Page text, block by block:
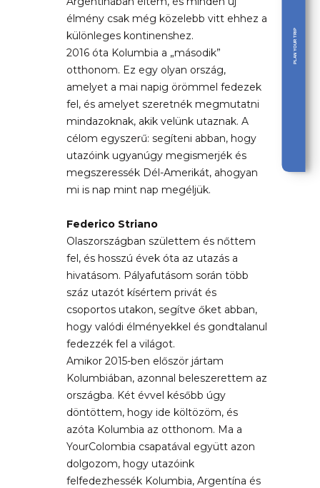
élmény csak még közelebb vitt ehhez a
különleges kontinenshez.
2016 óta Kolumbia a „második”
otthonom. Ez egy olyan ország,
amelyet a mai napig örömmel fedezek
fel, és amelyet szeretnék megmutatni
mindazoknak, akik velünk utaznak. A
célom egyszerű: segíteni abban, hogy
utazóink ugyanúgy megismerjék és
megszeressék Dél-Amerikát, ahogyan
mi is nap mint nap megéljük.
Federico Striano
Olaszországban születtem és nőttem
fel, és hosszú évek óta az utazás a
hivatásom. Pályafutásom során több
száz utazót kísértem privát és
csoportos utakon, segítve őket abban,
hogy valódi élményekkel és gondtalanul
fedezzék fel a világot.
Amikor 2015-ben először jártam
Kolumbiában, azonnal beleszerettem az
országba. Két évvel később úgy
döntöttem, hogy ide költözöm, és
azóta Kolumbia az otthonom. Ma a
YourColombia csapatával együtt azon
dolgozom, hogy utazóink
felfedezhessék Kolumbia, Argentína és
PLAN YOUR TRIP